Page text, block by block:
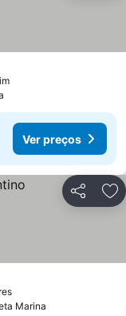
Ver preços
Partilhar
Marina